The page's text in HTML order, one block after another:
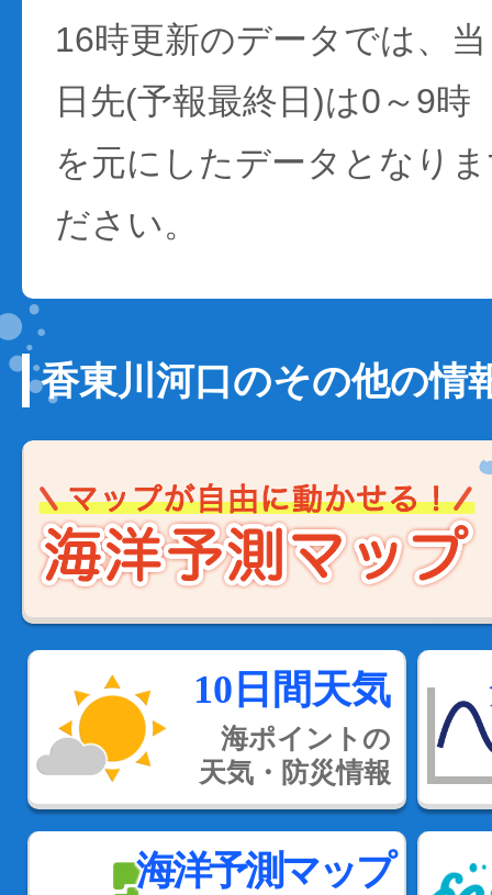
16時更新のデータでは、
日先(予報最終日)は0～9時
を元にしたデータとなり
ださい。
香東川河口のその他の情
10日間天気
海ポイントの
天気・防災情報
海洋予測マップ